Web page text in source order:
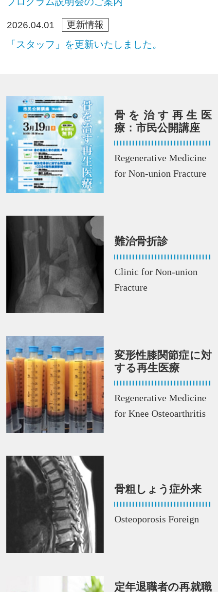
2026.04.01 更新情報
「スタッフ」を更新いたしました。
骨を治す再生医
療：市民公開講座
Regenerative Medicine
for Non-union Fracture
難治骨折診
Clinic for Non-union
Fracture
変形性膝関節症に対
する再生医療
Regenerative Medicine
for Knee Osteoarthritis
骨粗しょう症外来
Osteoporosis Foreign
定年退職者の再就職